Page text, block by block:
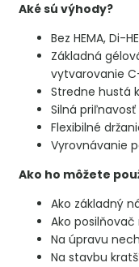
Aké sú výhody?
Bez HEMA, Di-
Základná
vytvarovanie
Stredne hustá
Silná priľnavosť
Flexibilné
Vyrovnávanie
Ako ho môžete
Ako základný
Ako
Na úpravu
Na stavbu